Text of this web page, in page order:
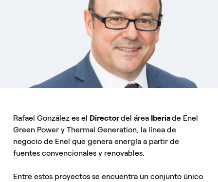
Rafael González es el Directordel área Iberiade Enel
Green Power y Thermal Generation, la línea de
negocio de Enel que genera energía a partir de
fuentes convencionales y renovables.
Entre estos proyectos se encuentra un conjunto único